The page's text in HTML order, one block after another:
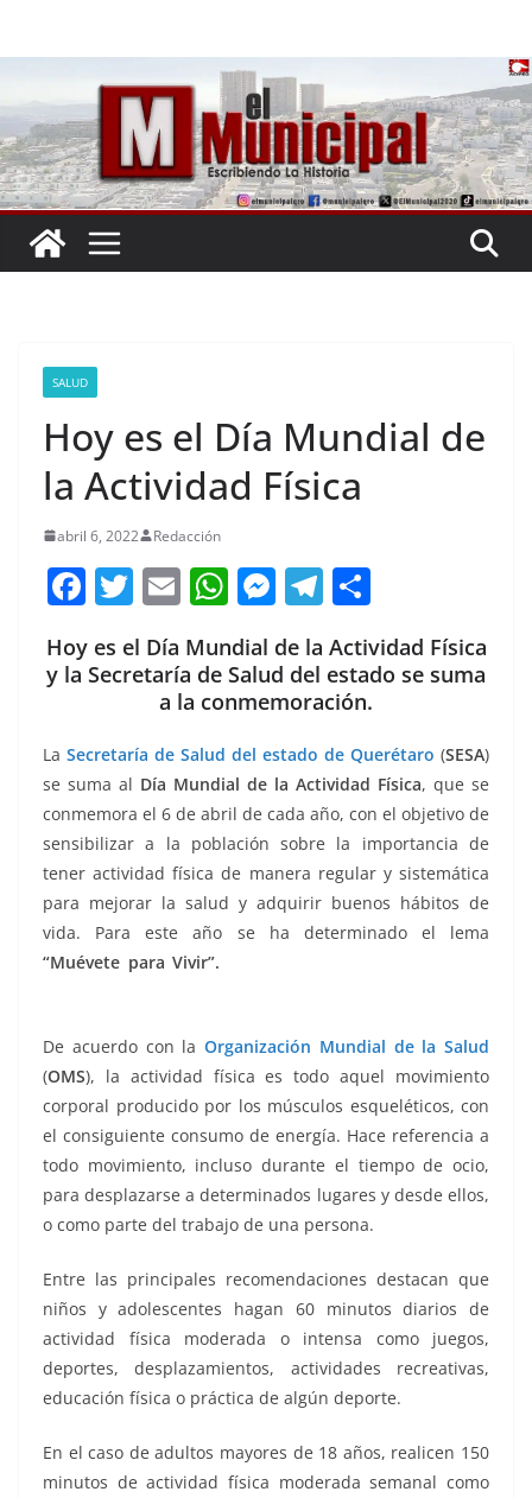
SALUD
Hoy es el Día Mundial de
la Actividad Física
abril 6, 2022 Redacción
F
c
e
b
o
o
k
T
itt
er
E
ai
l
W
at
s
A
p
p
M
ss
e
n
g
er
T
e
gr
a
m
m
p
ar
tir
Hoy es el Día Mundial de la Actividad Física
y la Secretaría de Salud del estado se suma
a la conmemoración.
La Secretaría de Salud del estado de Querétaro (SESA)
se suma al Día Mundial de la Actividad Física, que se
conmemora el 6 de abril de cada año, con el objetivo de
sensibilizar a la población sobre la importancia de
tener actividad física de manera regular y sistemática
para mejorar la salud y adquirir buenos hábitos de
vida. Para este año se ha determinado el lema
“Muévete para Vivir”.
De acuerdo con la Organización Mundial de la Salud
(OMS), la actividad física es todo aquel movimiento
corporal producido por los músculos esqueléticos, con
el consiguiente consumo de energía. Hace referencia a
todo movimiento, incluso durante el tiempo de ocio,
para desplazarse a determinados lugares y desde ellos,
o como parte del trabajo de una persona.
Entre las principales recomendaciones destacan que
niños y adolescentes hagan 60 minutos diarios de
actividad física moderada o intensa como juegos,
deportes, desplazamientos, actividades recreativas,
educación física o práctica de algún deporte.
En el caso de adultos mayores de 18 años, realicen 150
minutos de actividad física moderada semanal como